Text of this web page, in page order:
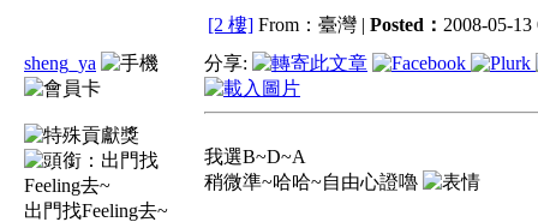
[2 樓] From：臺灣 | Posted： 2008-05-13
sheng_ya
出門找Feeling去~
分享:
我選B~D~A
稍微準~哈哈~自由心證嚕